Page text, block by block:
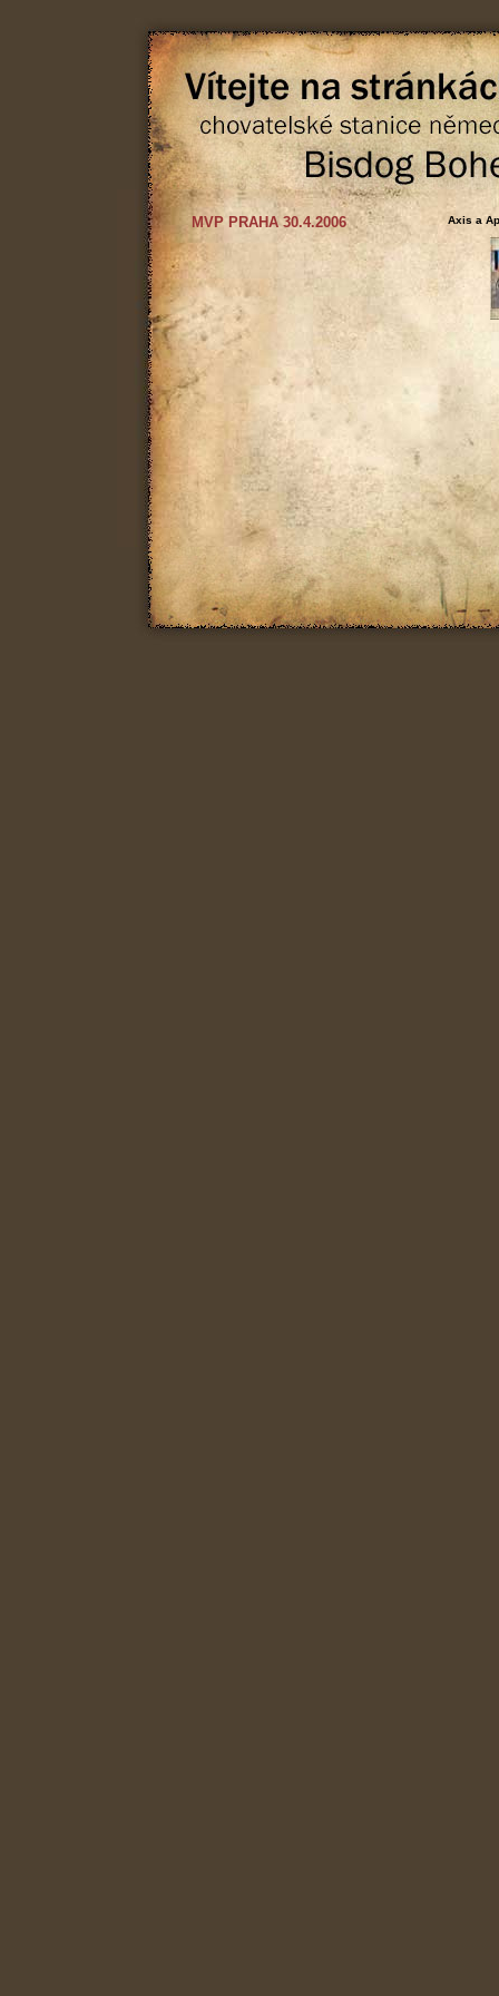
MVP PRAHA 30.4.2006 Axis a